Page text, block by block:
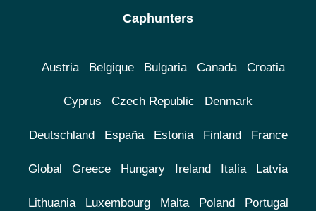
Caphunters
Austria Belgique Bulgaria Canada Croatia
Cyprus Czech Republic Denmark
Deutschland España Estonia Finland France
Global Greece Hungary Ireland Italia Latvia
Lithuania Luxembourg Malta Poland Portugal